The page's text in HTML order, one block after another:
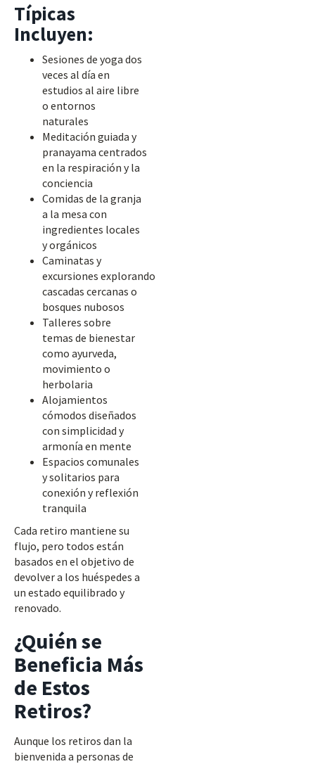
Típicas
Incluyen:
Sesiones de yoga dos
veces al día en
estudios al aire libre
o entornos
naturales
Meditación guiada y
pranayama centrados
en la respiración y la
conciencia
Comidas de la granja
a la mesa con
ingredientes locales
y orgánicos
Caminatas y
excursiones explorando
cascadas cercanas o
bosques nubosos
Talleres sobre
temas de bienestar
como ayurveda,
movimiento o
herbolaria
Alojamientos
cómodos diseñados
con simplicidad y
armonía en mente
Espacios comunales
y solitarios para
conexión y reflexión
tranquila
Cada retiro mantiene su
flujo, pero todos están
basados en el objetivo de
devolver a los huéspedes a
un estado equilibrado y
renovado.
¿Quién se
Beneficia Más
de Estos
Retiros?
Aunque los retiros dan la
bienvenida a personas de